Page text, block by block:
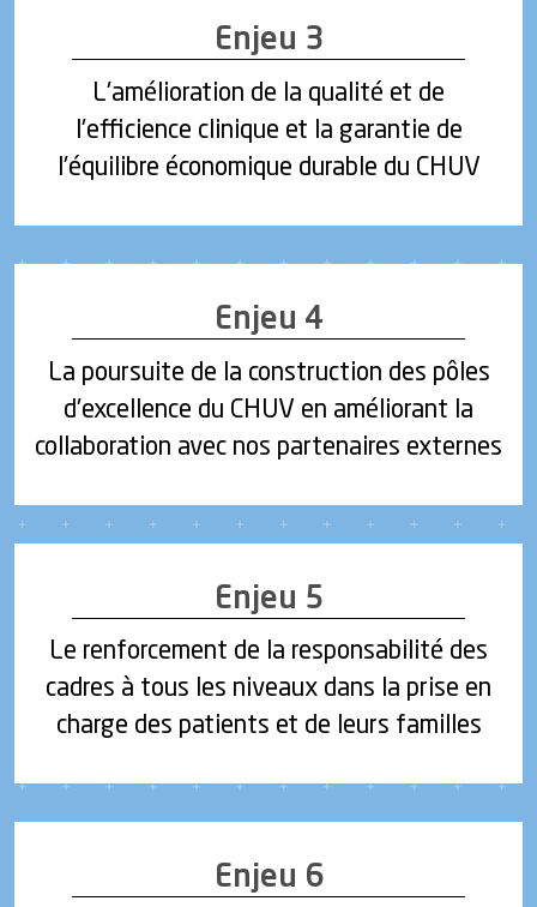
Enjeu 3
L'amélioration de la qualité et de
l'efficience clinique et la garantie de
l'équilibre économique durable du CHUV
Enjeu 4
La poursuite de la construction des pôles
d'excellence du CHUV en améliorant la
collaboration avec nos partenaires externes
Enjeu 5
Le renforcement de la responsabilité des
cadres à tous les niveaux dans la prise en
charge des patients et de leurs familles
Enjeu 6